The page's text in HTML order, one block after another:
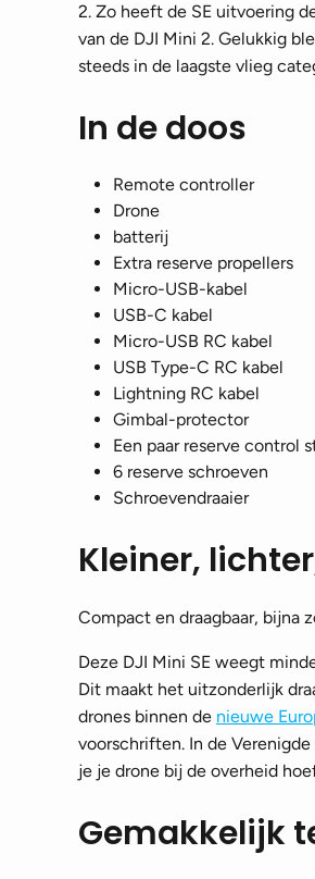
2. Zo heeft de SE uitvoering
van de DJI Mini 2. Gelukkig
steeds in de laagste vlieg
In de doos
Remote controller
Drone
batterij
Extra reserve propellers
Micro-USB-kabel
USB-C kabel
Micro-USB RC kabel
USB Type-C RC kabel
Lightning RC kabel
Gimbal-protector
Een paar reserve control
6 reserve schroeven
Schroevendraaier
Kleiner,
Compact en draagbaar, bijna
Deze DJI Mini SE weegt
Dit maakt het uitzonderlijk
drones binnen de nieuwe
voorschriften. In de
je je drone bij de overheid
Gemakkelijk